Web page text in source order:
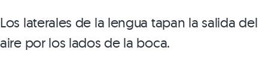
Los laterales de la lengua tapan la salida del
aire por los lados de la boca.